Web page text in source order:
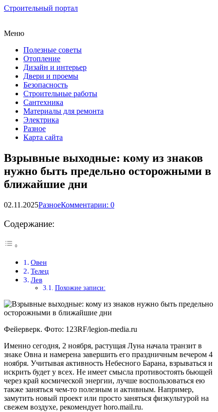
Строительный портал
Меню
Полезные советы
Отопление
Дизайн и интерьер
Двери и проемы
Безопасность
Строительные работы
Сантехника
Материалы для ремонта
Электрика
Разное
Карта сайта
Взрывные выходные: кому из знаков
нужно быть предельно осторожными в
ближайшие дни
02.11.2025РазноеКомментарии: 0
Содержание:
Овен
Телец
Лев
Похожие записи:
Фейерверк. Фото: 123RF/legion-media.ru
Именно сегодня, 2 ноября, растущая Луна начала транзит в
знаке Овна и намерена завершить его праздничным вечером 4
ноября. Учитывая активность Небесного Барана, взрываться и
искрить будет у всех. Не имеет смысла противостоять бьющей
через край космической энергии, лучше воспользоваться ею
также заняться чем-то полезным и активным. Например,
замутить новый проект или просто заняться физкультурой на
свежем воздухе, рекомендует horo.mail.ru.